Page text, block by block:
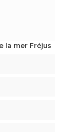
la mer Fréjus